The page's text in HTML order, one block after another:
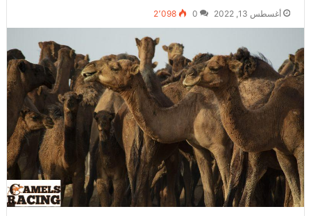
أغسطس 13, 2022 0 2٬098